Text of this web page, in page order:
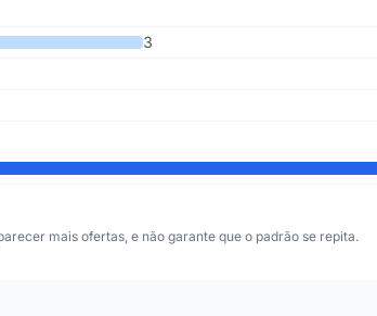
3
mais ofertas, e não garante que o padrão se repita.